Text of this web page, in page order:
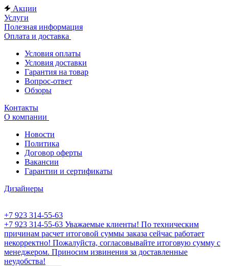
Акции
Услуги
Полезная информация
Оплата и доставка
Условия оплаты
Условия доставки
Гарантия на товар
Вопрос-ответ
Обзоры
Контакты
О компании
Новости
Политика
Договор оферты
Вакансии
Гарантии и сертификаты
Дизайнеры
+7 923 314-55-63
+7 923 314-55-63 Уважаемые клиенты! По техническим
причинам расчет итоговой суммы заказа сейчас работает
некорректно! Пожалуйста, согласовывайте итоговую сумму с
менеджером. Приносим извинения за доставленные
неудобства!